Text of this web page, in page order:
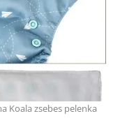
Koala zsebes pelenka